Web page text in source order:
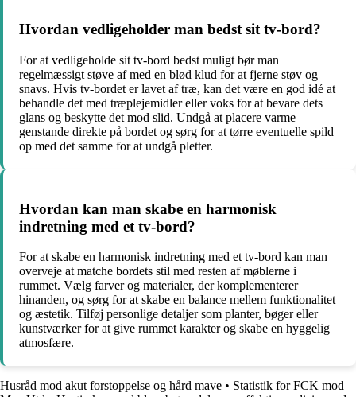
Hvordan vedligeholder man bedst sit tv-bord?
For at vedligeholde sit tv-bord bedst muligt bør man
regelmæssigt støve af med en blød klud for at fjerne støv og
snavs. Hvis tv-bordet er lavet af træ, kan det være en god idé at
behandle det med træplejemidler eller voks for at bevare dets
glans og beskytte det mod slid. Undgå at placere varme
genstande direkte på bordet og sørg for at tørre eventuelle spild
op med det samme for at undgå pletter.
Hvordan kan man skabe en harmonisk
indretning med et tv-bord?
For at skabe en harmonisk indretning med et tv-bord kan man
overveje at matche bordets stil med resten af møblerne i
rummet. Vælg farver og materialer, der komplementerer
hinanden, og sørg for at skabe en balance mellem funktionalitet
og æstetik. Tilføj personlige detaljer som planter, bøger eller
kunstværker for at give rummet karakter og skabe en hyggelig
atmosfære.
Husråd mod akut forstoppelse og hård mave • Statistik for FCK mod